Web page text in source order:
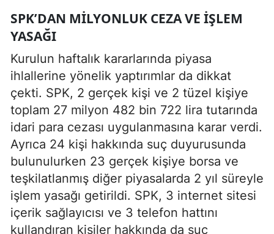
SPK’DAN MILYONLUK CEZA VE IŞLEM
YASAĞI
Kurulun haftalık kararlarında piyasa
ihlallerine yönelik yaptırımlar da dikkat
çekti. SPK, 2 gerçek kişi ve 2 tüzel kişiye
toplam 27 milyon 482 bin 722 lira tutarında
idari para cezası uygulanmasına karar verdi.
Ayrıca 24 kişi hakkında suç duyurusunda
bulunulurken 23 gerçek kişiye borsa ve
teşkilatlanmış diğer piyasalarda 2 yıl süreyle
işlem yasağı getirildi. SPK, 3 internet sitesi
içerik sağlayıcısı ve 3 telefon hattını
kullandıran kişiler hakkında da suç